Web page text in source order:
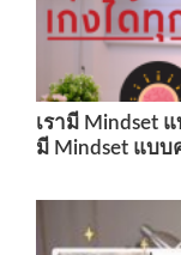
เรามี Mindset
มี Mindset แบบ